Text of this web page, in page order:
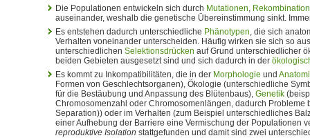
Die Populationen entwickeln sich durch Mutationen, Rekombination
auseinander, weshalb die genetische Übereinstimmung sinkt.
Es entstehen dadurch unterschiedliche Phänotypen, die sich
Verhalten voneinander unterscheiden. Häufig wirken sie sich so
unterschiedlichen Selektionsdrücken auf Grund unterschiedlicher
beiden Gebieten ausgesetzt sind und sich dadurch in der
Es kommt zu Inkompatibilitäten, die in der Morphologie und
Formen von Geschlechtsorganen), Ökologie (unterschiedliche
für die Bestäubung und Anpassung des Blütenbaus), Genetik
Chromosomenzahl oder Chromosomenlängen, dadurch Probleme
Separation)) oder im Verhalten (zum Beispiel unterschiedliches
einer Aufhebung der Barriere eine Vermischung der Populationen
reproduktive Isolation stattgefunden und damit sind zwei